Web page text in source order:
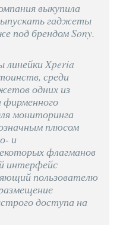
выкупила
гаджеты
под брендом Sony.
Xperia
среди
одних из
фирменного
мониторинга
плюсом
и
флагманов
интерфейс
пользователю
доступа на